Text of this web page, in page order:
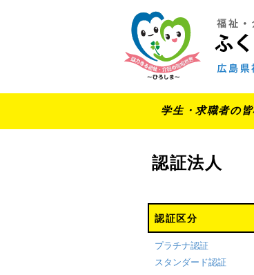
学生・求職者の
認証法人
認証区分
プラチナ認証
スタンダード認証